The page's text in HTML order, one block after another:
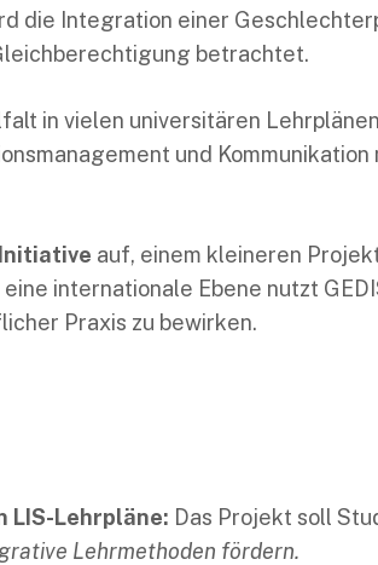
die Integration einer
betrachtet.
in vielen universitären
und
Initiative auf, einem kleineren
internationale Ebene nutzt
Praxis zu bewirken.
LIS-Lehrpläne: Das Projekt soll
Lehrmethoden fördern.